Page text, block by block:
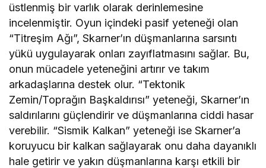
üstlenmiş bir varlık olarak derinlemesine
incelenmiştir. Oyun içindeki pasif yeteneği olan
“Titreşim Ağı”, Skarner’ın düşmanlarına sarsıntı
yükü uygulayarak onları zayıflatmasını sağlar. Bu,
onun mücadele yeteneğini artırır ve takım
arkadaşlarına destek olur. “Tektonik
Zemin/Toprağın Başkaldırısı” yeteneği, Skarner’ın
saldırılarını güçlendirir ve düşmanlarına ciddi hasar
verebilir. “Sismik Kalkan” yeteneği ise Skarner’a
koruyucu bir kalkan sağlayarak onu daha dayanıklı
hale getirir ve yakın düşmanlarına karşı etkili bir